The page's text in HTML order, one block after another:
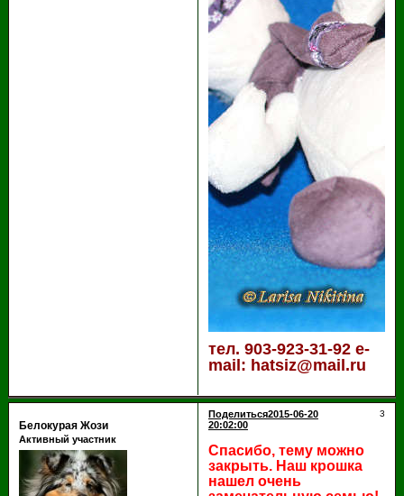
тел. 903-923-31-92 e-
mail: hatsiz@mail.ru
Поделиться 3
2015-06-20
20:02:00
Белокурая Жози
Активный участник
Спасибо, тему можно
закрыть. Наш крошка
нашел очень